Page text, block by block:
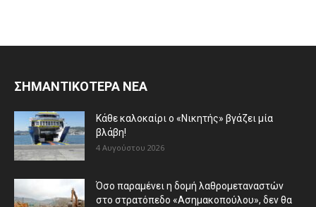
ΣΗΜΑΝΤΙΚΟΤΕΡΑ ΝΕΑ
Κάθε καλοκαίρι ο «Νικητής» βγάζει μία
βλάβη!
4 Αυγούστου 2026
Όσο παραμένει η δομή λαθρομεταναστών
στο στρατόπεδο «Ασημακοπούλου», δεν θα